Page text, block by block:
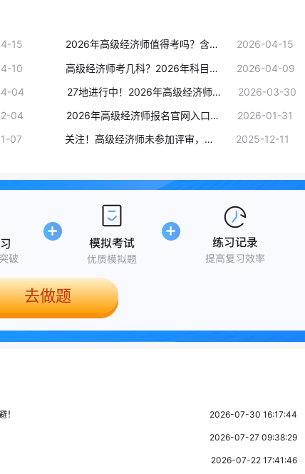
15 2026年高级经济师值得考吗？含金量、政策红利与就业价值全解读
2026-04-15
10 高级经济师考几科？2026年科目内容、题型及分值全面梳理
2026-04-09
04 27地进行中！2026年高级经济师网上报名缴费常见问题答疑汇总（最新版）
2026-03-30
04 2026年高级经济师报名官网入口：认准中国人事考试网
2026-01-31
07 关注！高级经济师未参加评审，成绩单会过期吗？ 2025-12-11
去做题
2026-07-30 16:17:44
！
2026-07-27 09:38:29
2026-07-22 17:41:46